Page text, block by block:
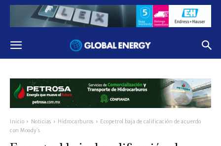
Inicio Noticias Hidrocarburos
Ecopetrol baja de calificación de acuerdo
con Moody´s